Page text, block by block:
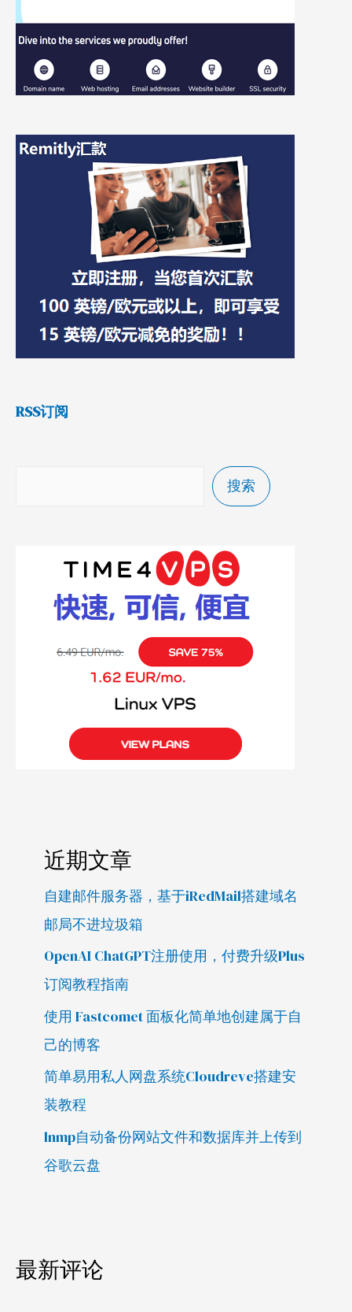
RSS订阅
搜索
近期文章
自建邮件服务器，基于iRedMail搭建域名
邮局不进垃圾箱
OpenAI ChatGPT注册使用，付费升级Plus
订阅教程指南
使用 Fastcomet 面板化简单地创建属于自
己的博客
简单易用私人网盘系统Cloudreve搭建安
装教程
lnmp自动备份网站文件和数据库并上传到
谷歌云盘
最新评论